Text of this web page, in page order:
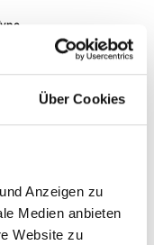
Über Cookies
Anzeigen zu
Medien anbieten
Website zu